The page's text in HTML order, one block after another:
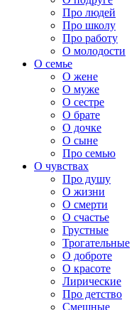
Про людей
Про школу
Про работу
О молодости
О семье
О жене
О муже
О сестре
О брате
О дочке
О сыне
Про семью
О чувствах
Про душу
О жизни
О смерти
О счастье
Грустные
Трогательные
О доброте
О красоте
Лирические
Про детство
Смешные